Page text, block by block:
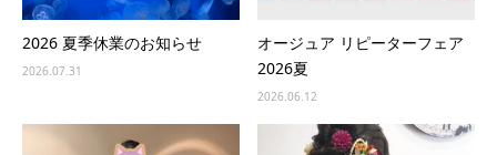
2026 夏季休業のお知らせ
2026.07.31
オージュア リピーターフェア
2026夏
2026.06.12